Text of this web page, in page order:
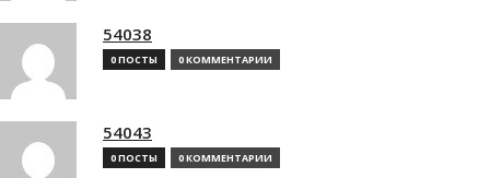
54038
0 ПОСТЫ 0 КОММЕНТАРИИ
54043
0 ПОСТЫ 0 КОММЕНТАРИИ